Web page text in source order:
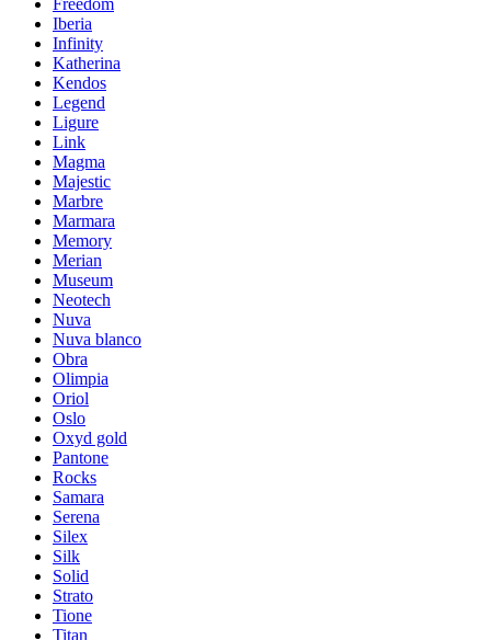
Iberia
Infinity
Katherina
Kendos
Legend
Ligure
Link
Magma
Majestic
Marbre
Marmara
Memory
Merian
Museum
Neotech
Nuva
Nuva blanco
Obra
Olimpia
Oriol
Oslo
Oxyd gold
Pantone
Rocks
Samara
Serena
Silex
Silk
Solid
Strato
Tione
Titan